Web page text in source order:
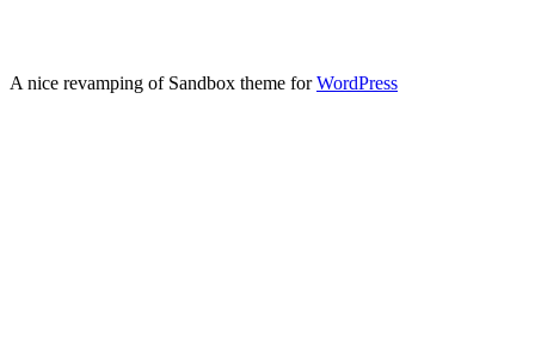
A nice revamping of Sandbox theme forWordPress